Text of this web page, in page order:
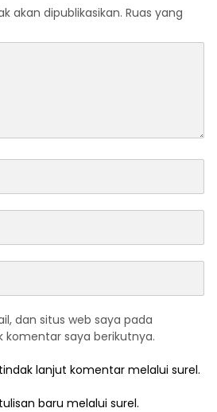
akan dipublikasikan. Ruas yang
dan situs web saya pada
komentar saya berikutnya.
lanjut komentar melalui surel.
baru melalui surel.